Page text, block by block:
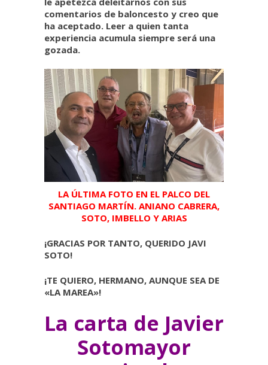
comentarios de baloncesto y creo que
ha aceptado. Leer a quien tanta
experiencia acumula siempre será una
gozada.
LA ÚLTIMA FOTO EN EL PALCO DEL
SANTIAGO MARTÍN. ANIANO CABRERA,
SOTO, IMBELLO Y ARIAS
¡GRACIAS POR TANTO, QUERIDO JAVI
SOTO!
¡TE QUIERO, HERMANO, AUNQUE SEA DE
«LA MAREA»!
La carta de Javier
Sotomayor